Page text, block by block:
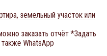
земельный участок или
заказать отчёт *Задать
WhatsApp